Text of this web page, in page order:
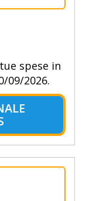
spese in
09/2026.